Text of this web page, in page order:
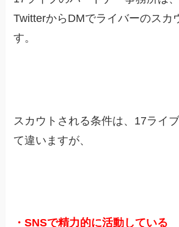
TwitterからDMでライバーのスカ
す。
スカウトされる条件は、17ライ
て違いますが、
・SNSで精力的に活動している